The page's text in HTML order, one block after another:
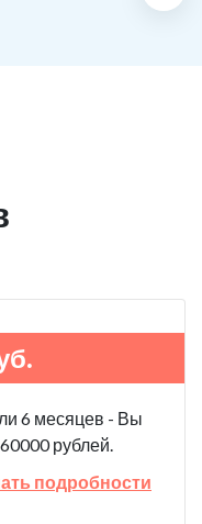
6 месяцев - Вы
рублей.
подробности